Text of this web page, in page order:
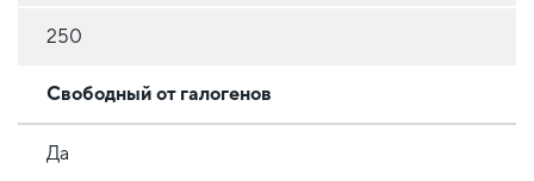
250
Свободный от галогенов
Да